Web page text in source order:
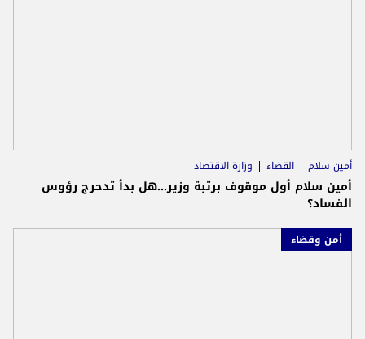
أمين سلام القضاء وزارة الاقتصاد
أمين سلام أول موقوف برتبة وزير...هل بدأ تدحرج رؤوس
الفساد؟
أمن وقضاء